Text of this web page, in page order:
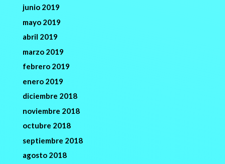
junio 2019
mayo 2019
abril 2019
marzo 2019
febrero 2019
enero 2019
diciembre 2018
noviembre 2018
octubre 2018
septiembre 2018
agosto 2018